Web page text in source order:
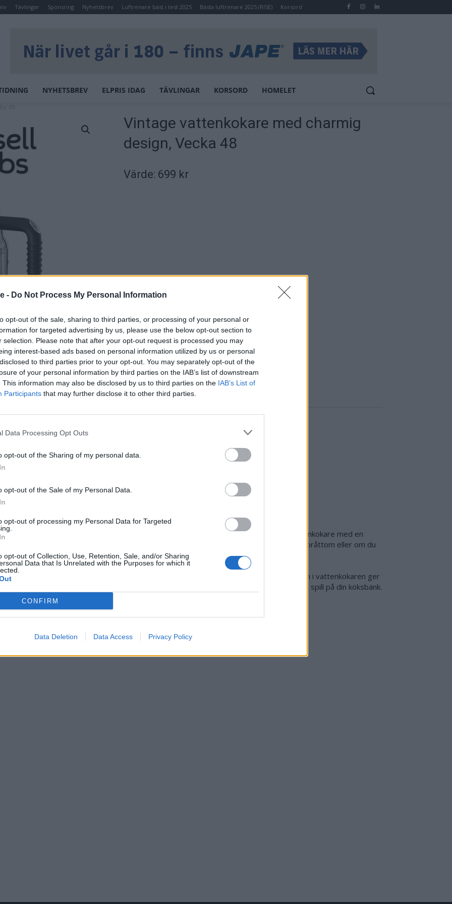
- Do Not Process My Personal Information
opt-out of the sale, sharing to third parties, or processing of your personal or
for targeted advertising by us, please use the below opt-out section to
selection. Please note that after your opt-out request is processed you may
interest-based ads based on personal information utilized by us or personal
to third parties prior to your opt-out. You may separately opt-out of the
of your personal information by third parties on the IAB’s list of downstream
This information may also be disclosed by us to third parties on the IAB’s List of
Participants that may further disclose it to other third parties.
Data Processing Opt Outs
opt-out of the Sharing of my personal data.
opt-out of the Sale of my Personal Data.
opt-out of processing my Personal Data for Targeted
opt-out of Collection, Use, Retention, Sale, and/or Sharing
Data that Is Unrelated with the Purposes for which it
CONFIRM
Data Deletion Data Access Privacy Policy
Tävlingar Sponsring Nyhetsbrev Luftrenare bäst i test 2025 Bästa luftrenare 2025 (RISE) Korsord
NYHETSBREV ELPRIS IDAG TÄVLINGAR KORSORD HOMELET
Vintage vattenkokare med charmig
design, Vecka 48
Värde: 699 kr
med moderna funktioner och har en design hämtad från förr. Denna moderna vattenkokare med en
som låter dig koka en kopp på bara 55 sekunder* vilket är extra bra när du har lite bråttom eller om du
för att göra upp till sex koppar samtidigt. Snabbkokningsfunktionen och markeringen i vattenkokaren ger
har också en perfekt hällpip så allt vatten hamnar i koppen och minimerar stänk och spill på din köksbänk.
retrodetaljer